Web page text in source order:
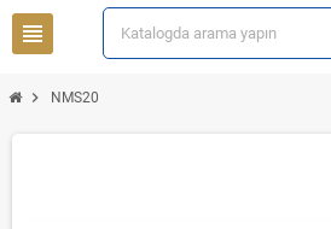
view_headline
chevron_right NMS20